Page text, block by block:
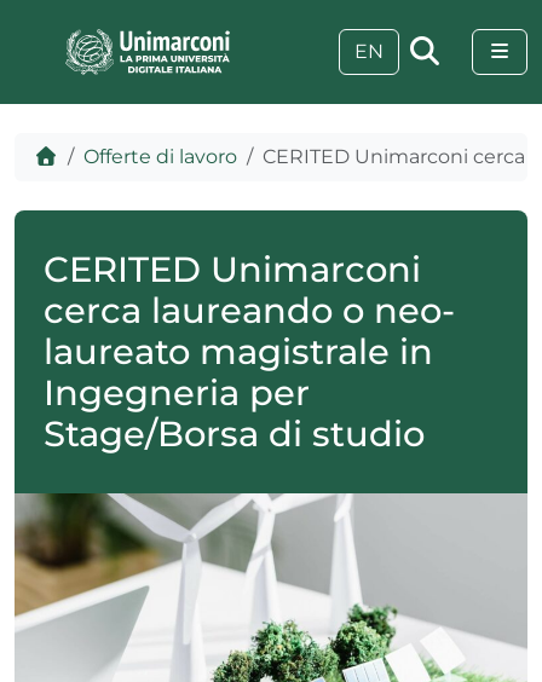
EN
Home
Offerte di lavoro CERITED Unimarconi cerca
CERITED Unimarconi
cerca laureando o neo-
laureato magistrale in
Ingegneria per
Stage/Borsa di studio